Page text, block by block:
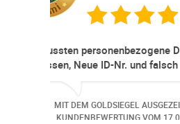
und
Auch aus
EINZEL-
UM 13:57.